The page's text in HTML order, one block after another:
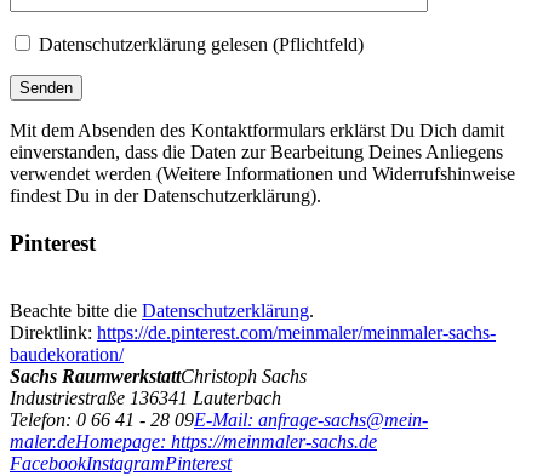
Datenschutzerklärung gelesen (Pflichtfeld)
Mit dem Absenden des Kontaktformulars erklärst Du Dich damit
einverstanden, dass die Daten zur Bearbeitung Deines Anliegens
verwendet werden (Weitere Informationen und Widerrufshinweise
findest Du in der Datenschutzerklärung).
Pinterest
Beachte bitte die Datenschutzerklärung.
Direktlink: https://de.pinterest.com/meinmaler/meinmaler-sachs-
baudekoration/
Sachs RaumwerkstattChristoph Sachs
Industriestraße 136341 Lauterbach
Telefon: 0 66 41 - 28 09E-Mail: anfrage-sachs@mein-
maler.deHomepage: https://meinmaler-sachs.de
FacebookInstagramPinterest